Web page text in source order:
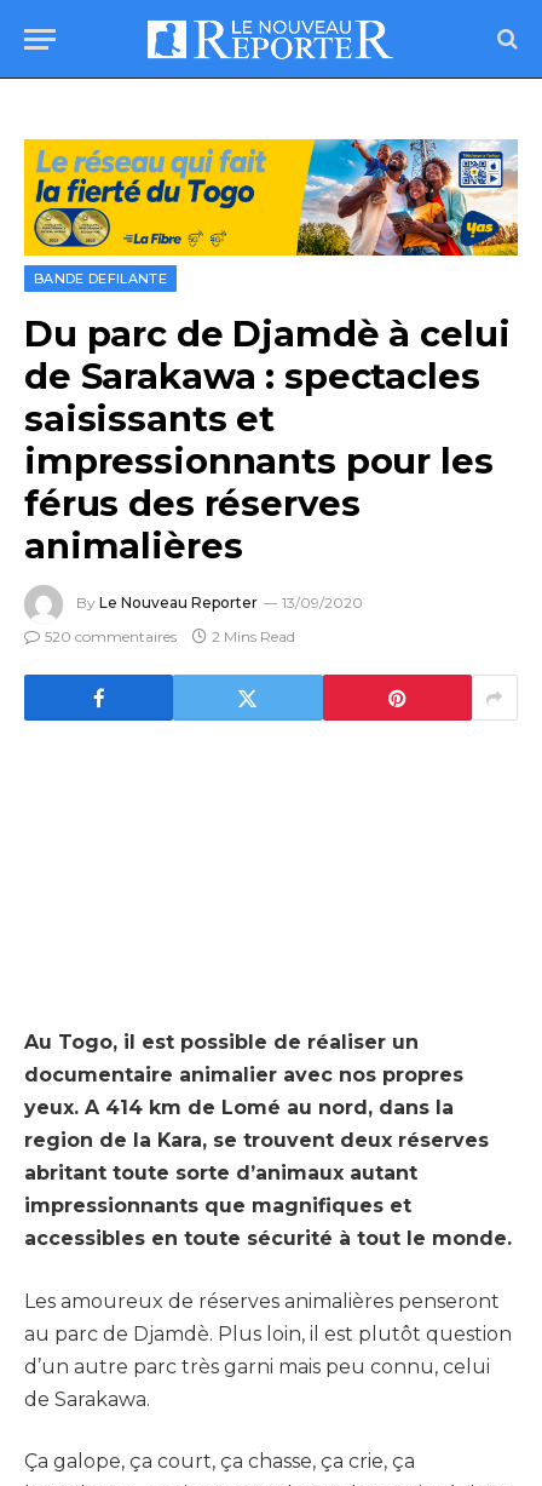
BANDE DEFILANTE
Du parc de Djamdè à celui
de Sarakawa : spectacles
saisissants et
impressionnants pour les
férus des réserves
animalières
By Le Nouveau Reporter
13/09/2020
520 commentaires
2 Mins Read
Au Togo, il est possible de réaliser un
documentaire animalier avec nos propres
yeux. A 414 km de Lomé au nord, dans la
region de la Kara, se trouvent deux réserves
abritant toute sorte d’animaux autant
impressionnants que magnifiques et
accessibles en toute sécurité à tout le monde.
Les amoureux de réserves animalières penseront
au parc de Djamdè. Plus loin, il est plutôt question
d’un autre parc très garni mais peu connu, celui
de Sarakawa.
Ça galope, ça court, ça chasse, ça crie, ça